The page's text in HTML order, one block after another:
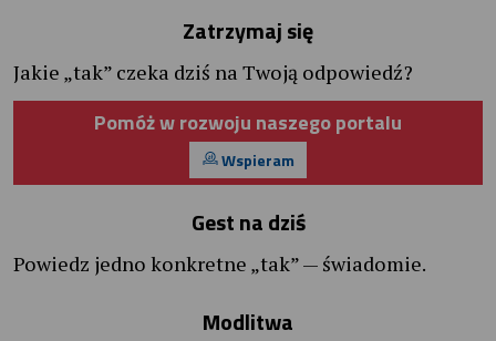
Zatrzymaj się
Jakie „tak” czeka dziś na Twoją odpowiedź?
Pomóż w rozwoju naszego portalu
Wspieram
Gest na dziś
Powiedz jedno konkretne „tak” — świadomie.
Modlitwa